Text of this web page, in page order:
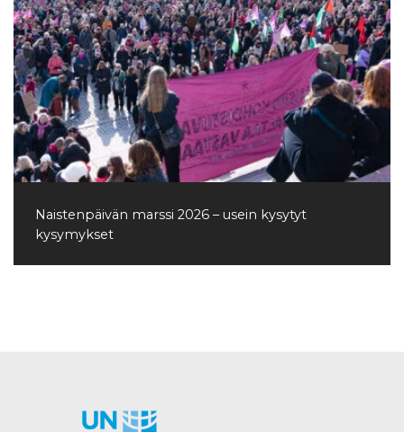
Naistenpäivän marssi 2026 – usein kysytyt
kysymykset